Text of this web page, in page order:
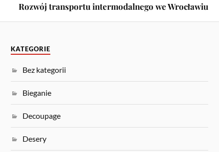
Rozwój transportu intermodalnego we Wrocławiu
KATEGORIE
Bez kategorii
Bieganie
Decoupage
Desery